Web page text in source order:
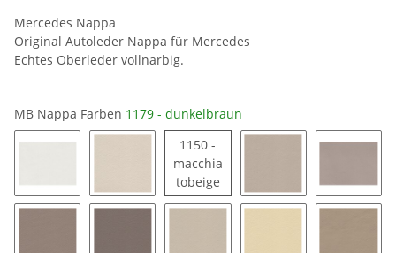
Mercedes Nappa
Original Autoleder Nappa für Mercedes
Echtes Oberleder vollnarbig.
MB Nappa Farben 1179 - dunkelbraun
1163 - signalweiß1194 - porzellan
1150 -
macchia
tobeige1150 - macchiatobeige
1189 - saharabeige
1185 -